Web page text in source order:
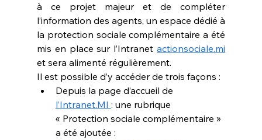
à ce projet majeur et de compléter
l’information des agents, un espace dédié à
la protection sociale complémentaire a été
mis en place sur l’Intranet actionsociale.mi
et sera alimenté régulièrement.
Il est possible d’y accéder de trois façons :
Depuis la page d’accueil de
l’Intranet.MI : une rubrique
« Protection sociale complémentaire »
a été ajoutée :